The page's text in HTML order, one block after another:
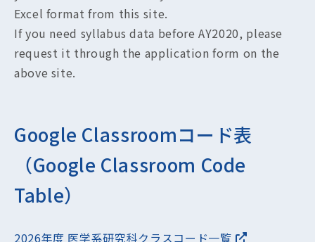
Excel format from this site.
If you need syllabus data before AY2020, please
request it through the application form on the
above site.
Google Classroomコード表
（Google Classroom Code
Table）
2026年度 医学系研究科クラスコード一覧